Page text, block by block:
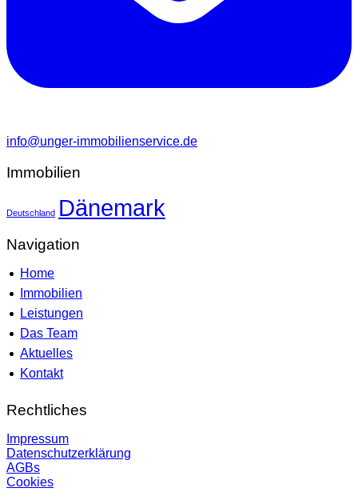
info@unger-immobilienservice.de
Immobilien
Deutschland Dänemark
Navigation
Home
Immobilien
Leistungen
Das Team
Aktuelles
Kontakt
Rechtliches
Impressum
Datenschutzerklärung
AGBs
Cookies